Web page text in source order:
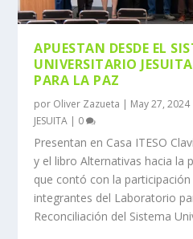
APUESTAN DESDE EL
UNIVERSITARIO
PARA LA PAZ
por Oliver Zazueta | May 27, 2024
JESUITA | 0
Presentan en Casa ITESO
y el libro Alternativas hacia la
que contó con la
integrantes del Laboratorio
Reconciliación del Sistema